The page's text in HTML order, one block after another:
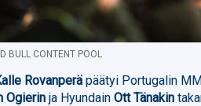
BULL CONTENT POOL
Rovanperä päätyi Portugalin
Ogierin ja HyundainOtt Tänakin